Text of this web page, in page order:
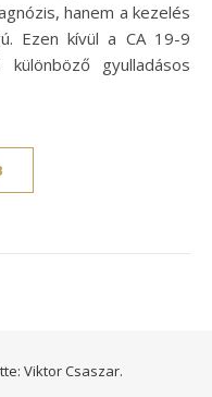
hanem a kezelés
Ezen kívül a CA 19-9
gyulladásos
Viktor Csaszar.